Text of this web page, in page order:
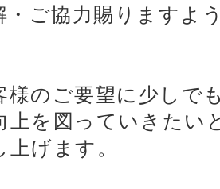
・ご協力賜りますよ
様のご要望に少しで
上を図っていきたい
げます。